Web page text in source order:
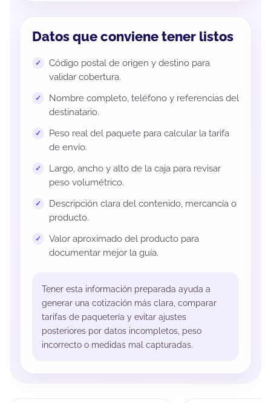
Datos que conviene tener listos
Código postal de origen y destino para
validar cobertura.
Nombre completo, teléfono y referencias del
destinatario.
Peso real del paquete para calcular la tarifa
de envío.
Largo, ancho y alto de la caja para revisar
peso volumétrico.
Descripción clara del contenido, mercancía o
producto.
Valor aproximado del producto para
documentar mejor la guía.
Tener esta información preparada ayuda a
generar una cotización más clara, comparar
tarifas de paquetería y evitar ajustes
posteriores por datos incompletos, peso
incorrecto o medidas mal capturadas.